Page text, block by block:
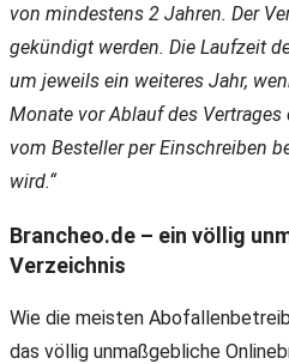
von mindestens 2 Jahren. Der
gekündigt werden. Die Laufzeit
um jeweils ein weiteres Jahr,
Monate vor Ablauf des
vom Besteller per Einschreiben
wird.“
Brancheo.de – ein völlig
Verzeichnis
Wie die meisten
das völlig unmaßgebliche